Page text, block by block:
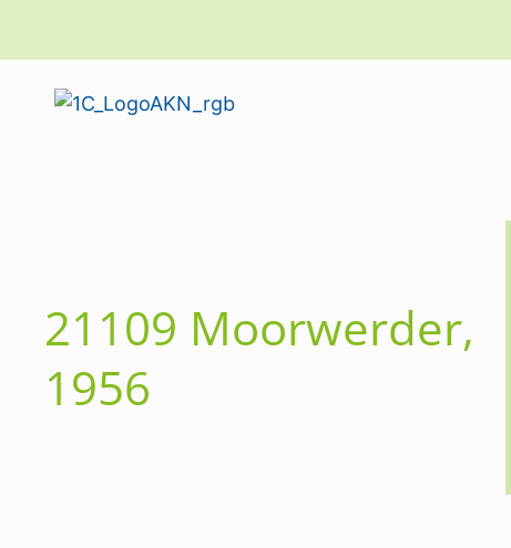
21109 Moorwerder,
1956